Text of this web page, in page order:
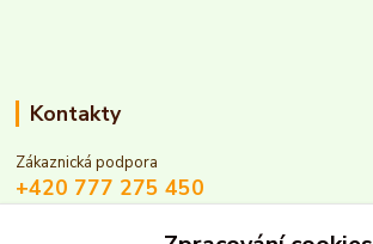
Kontakty
Zákaznická podpora
+420 777 275 450